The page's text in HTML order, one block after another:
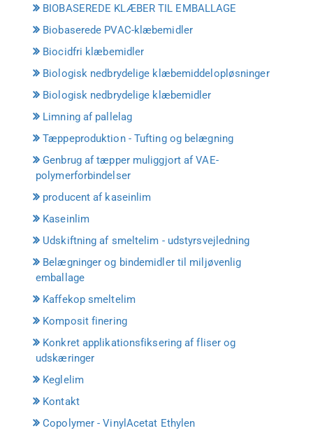
BIOBASEREDE KLÆBER TIL EMBALLAGE
Biobaserede PVAC-klæbemidler
Biocidfri klæbemidler
Biologisk nedbrydelige klæbemiddelopløsninger
Biologisk nedbrydelige klæbemidler
Limning af pallelag
Tæppeproduktion - Tufting og belægning
Genbrug af tæpper muliggjort af VAE-
polymerforbindelser
producent af kaseinlim
Kaseinlim
Udskiftning af smeltelim - udstyrsvejledning
Belægninger og bindemidler til miljøvenlig
emballage
Kaffekop smeltelim
Komposit finering
Konkret applikationsfiksering af fliser og
udskæringer
Keglelim
Kontakt
Copolymer - VinylAcetat Ethylen